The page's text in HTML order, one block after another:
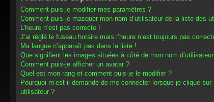
Comment puis-je modifier mes paramètres ?
Comment puis-je masquer mon nom d’utilisateur de la liste des
L’heure n’est pas correcte !
J’ai réglé le fuseau horaire mais l’heure n’est toujours pas
Ma langue n’apparaît pas dans la liste !
Que signifient les images situées à côté de mon nom
Comment puis-je afficher un avatar ?
Quel est mon rang et comment puis-je le modifier ?
Pourquoi m’est-il demandé de me connecter lorsque je clique
utilisateur ?